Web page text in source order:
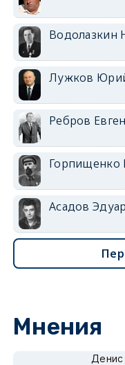
Водолазкин
Лужков
Ребров
Горпищенко
Асадов
Мнения
Денис